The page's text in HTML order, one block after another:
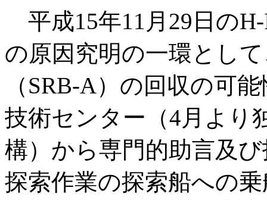
平成15年11月29日の
の原因究明の一環とし
（SRB-A）の回収の可
技術センター（4月より
構）から専門的助言及
探索作業の探索船への